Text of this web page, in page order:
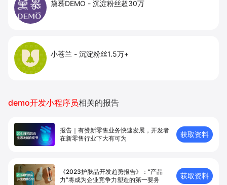
黛慕DEMO - 沉淀粉丝超30万
小苍兰 - 沉淀粉丝1.5万+
demo开发小程序员相关的报告
报告｜有赞新零售业务快速发展，开发者
在新零售⾏业下⼤有可为
获取资料
《2023护肤品开发趋势报告》：“产品
力”将成为企业竞争力塑造的第一要务
获取资料